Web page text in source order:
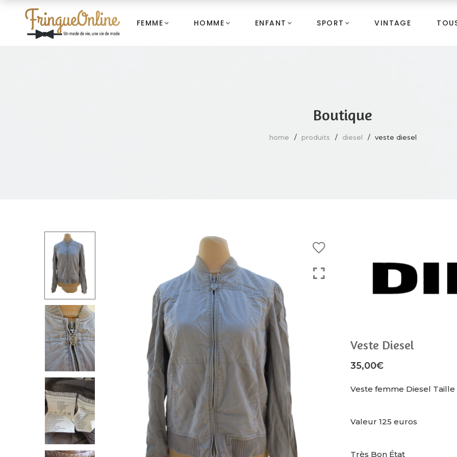
FEMME HOMME ENFANT SPORT VINTAGE
Boutique
home produits diesel veste diesel
Veste Diesel
35,00€
Veste femme Diesel Taille
Valeur 125 euros
Très Bon État